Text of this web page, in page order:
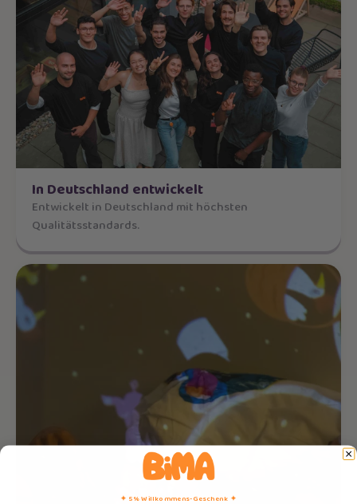
In Deutschland entwickelt
Entwickelt in Deutschland mit höchsten
Qualitätsstandards.
✦ 5% Willkommens-Geschenk ✦